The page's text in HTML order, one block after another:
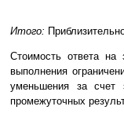
Итого:
Стоимость ответа
выполнения
уменьшения за счет
промежуточных